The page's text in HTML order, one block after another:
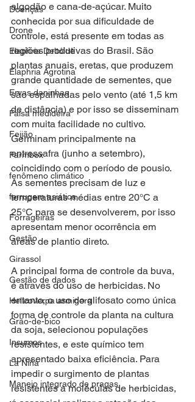
Doenças
Drone
Elaphria Deltóide
Elaphria Agrotina
Ervas daninhas
Falsa medideira
Feijão
Farmbox
fenômeno climático
ferrugem asiática
Forrageiras
Gestão
Girassol
Gestão de dados
Helicoverpa armigera
Grão-de-bico
Insumos
La Niña
Manejo integrado de pragas
algodão e cana-de-açúcar. Muito
conhecida por sua dificuldade de
controle, está presente em todas as
regiões produtivas do Brasil. São
plantas anuais, eretas, que produzem
grande quantidade de sementes, que
são espalhadas pelo vento (até 1,5 km
de distância) e por isso se disseminam
com muita facilidade no cultivo.
Germinam principalmente na
entressafra (junho a setembro),
coincidindo com o período de pousio.
As sementes precisam de luz e
temperaturas médias entre 20°C a
25°C para se desenvolverem, por isso
apresentam menor ocorrência em
áreas de plantio direto.
A principal forma de controle da buva,
é através do uso de herbicidas. No
entanto, o uso do glifosato como única
forma de controle da planta na cultura
da soja, selecionou populações
resistentes, e este químico tem
apresentado baixa eficiência. Para
impedir o surgimento de plantas
resistentes a moléculas de herbicidas,